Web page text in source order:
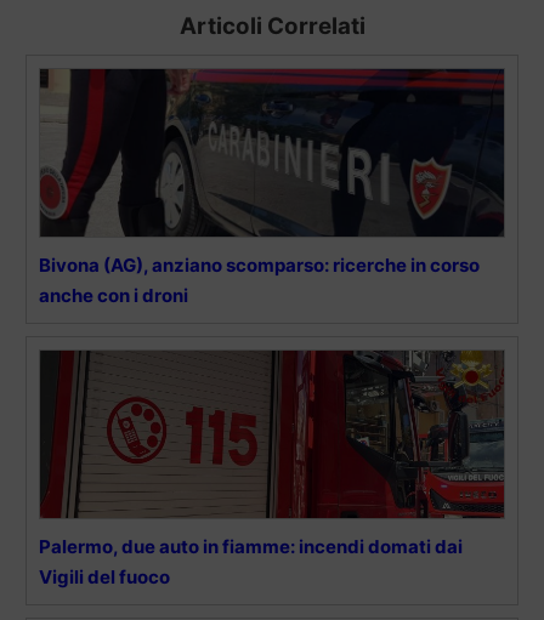
Articoli Correlati
Bivona (AG), anziano scomparso: ricerche in corso
anche con i droni
Palermo, due auto in fiamme: incendi domati dai
Vigili del fuoco